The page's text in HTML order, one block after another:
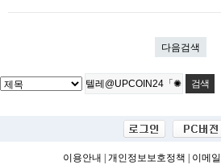
다음검색
이용안내 개인정보보호정책 이메